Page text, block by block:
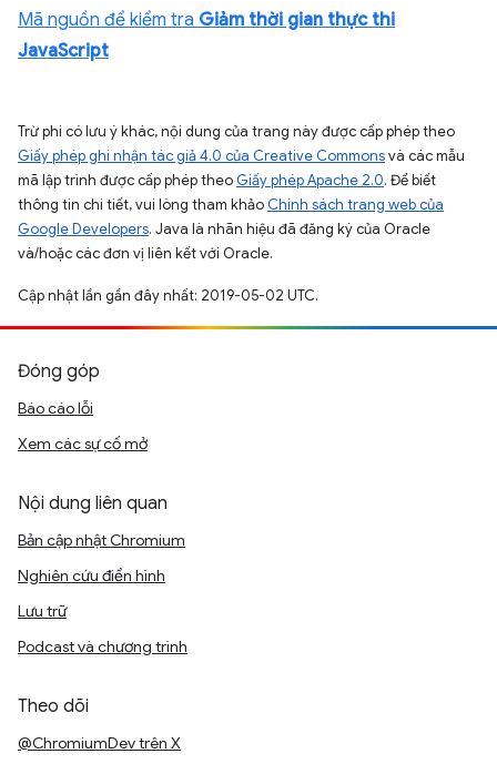
Mã nguồn để kiểm tra Giảm thời gian thực thi
JavaScript
Trừ phi có lưu ý khác, nội dung của trang này được cấp phép theo
Giấy phép ghi nhận tác giả 4.0 của Creative Commonsvà các mẫu
mã lập trình được cấp phép theo Giấy phép Apache 2.0. Để biết
thông tin chi tiết, vui lòng tham khảo Chính sách trang web của
Google Developers. Java là nhãn hiệu đã đăng ký của Oracle
và/hoặc các đơn vị liên kết với Oracle.
Cập nhật lần gần đây nhất: 2019-05-02 UTC.
Đóng góp
Báo cáo lỗi
Xem các sự cố mở
Nội dung liên quan
Bản cập nhật Chromium
Nghiên cứu điển hình
Lưu trữ
Podcast và chương trình
Theo dõi
@ChromiumDev trên X